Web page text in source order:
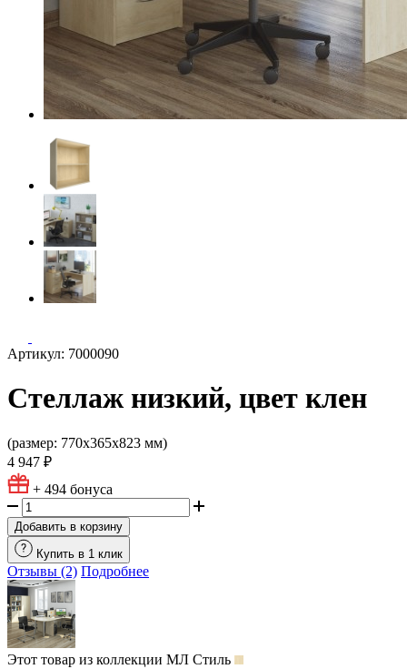
Артикул: 7000090
Стеллаж низкий, цвет клен
(размер: 770х365х823 мм)
4 947 ₽
+ 494 бонуса
Добавить в корзину
Купить в 1 клик
Отзывы (2) Подробнее
Этот товар из коллекции МЛ Стиль